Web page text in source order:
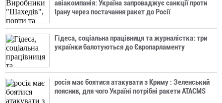
авіакомпанія: Україна запроваджує санкції проти
Ірану через постачання ракет до Росії
Гідеса, соціальна працівниця та журналістка: три
українки балотуються до Європарламенту
росія має боятися атакувати з Криму : Зеленський
пояснив, для чого Україні потрібні ракети ATACMS